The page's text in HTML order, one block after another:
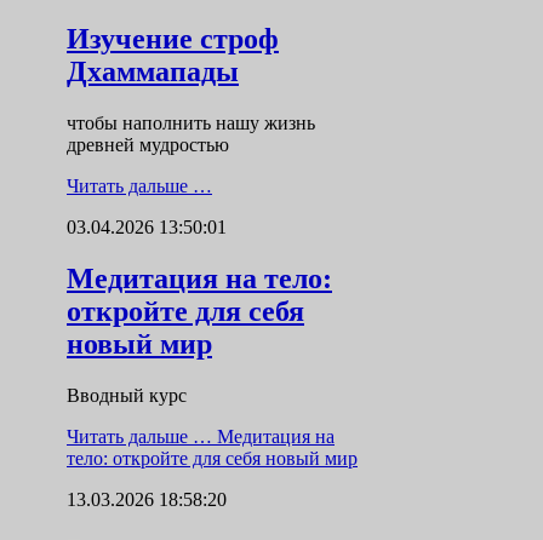
Изучение строф
Дхаммапады
чтобы наполнить нашу жизнь
древней мудростью
Читать дальше …
03.04.2026 13:50:01
Медитация на тело:
откройте для себя
новый мир
Вводный курс
Читать дальше … Медитация на
тело: откройте для себя новый мир
13.03.2026 18:58:20